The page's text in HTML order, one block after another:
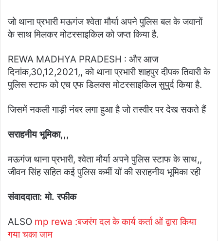
जो थाना प्रभारी मऊगंज श्वेता मौर्या अपने पुलिस बल के जवानों
के साथ मिलकर मोटरसाइकिल को जप्त किया है.
REWA MADHYA PRADESH : और आज
दिनांक,30,12,2021,, को थाना प्रभारी शाहपुर दीपक तिवारी के
पुलिस स्टाफ को एच एफ डिलक्स मोटरसाइकिल सुपुर्द किया है.
जिसमें नकली गाड़ी नंबर लगा हुआ है जो तस्वीर पर देख सकते हैं
सराहनीय भूमिका,,,
मऊगंज थाना प्रभारी, श्वेता मौर्या अपने पुलिस स्टाफ के साथ,,
जीवन सिंह सहित कई पुलिस कर्मी यों की सराहनीय भूमिका रही
संवाददाता: मो. रफीक
ALSO mp rewa :बजरंग दल के कार्य कर्ता ओं द्वारा किया
गया चका जाम